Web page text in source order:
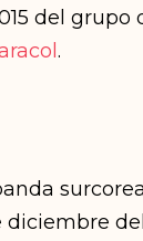
del
.
diciembre